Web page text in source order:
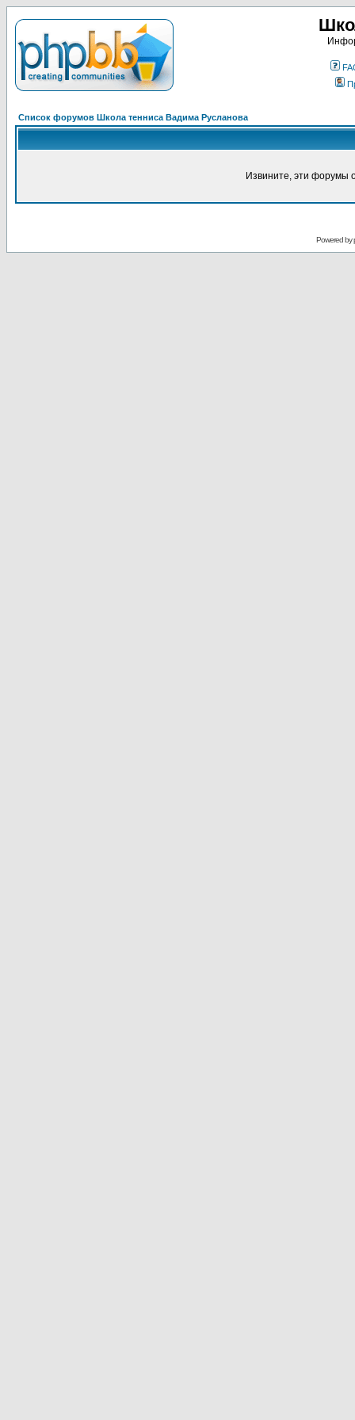
Список форумов Школа тенниса Вадима Русланова
Извините, эти форумы
Powered by